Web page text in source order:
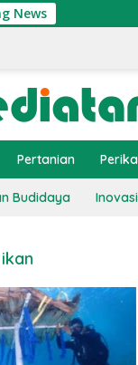
News
Pertanian
Budidaya Inovasi